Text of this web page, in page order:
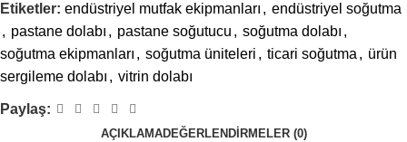
Etiketler: endüstriyel mutfak ekipmanları , endüstriyel soğutma
, pastane dolabı , pastane soğutucu , soğutma dolabı ,
soğutma ekipmanları , soğutma üniteleri , ticari soğutma , ürün
sergileme dolabı , vitrin dolabı
Paylaş:
AÇIKLAMADEĞERLENDIRMELER (0)